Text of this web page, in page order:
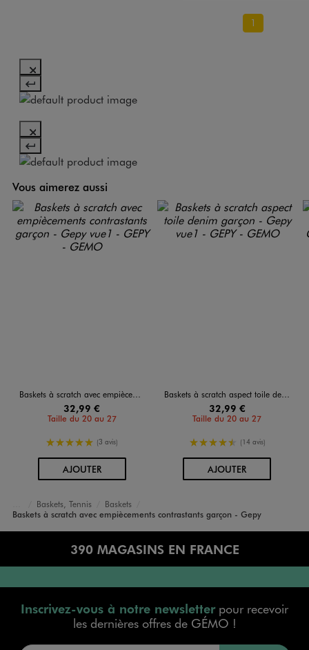
1
Vous aimerez aussi
Baskets à scratch avec empiècements contrastants garçon - Gepy
32,99 €
Taille du 20 au 27
5/5 de moyenne
(3 avis)
AJOUTERAU PANIER
Baskets à scratch aspect toile denim garçon - Gepy
32,99 €
Taille du 20 au 27
4.5/5 de moyenne
(14 avis)
AJOUTERAU PANIER
Accueil
Garçon
Chaussures
Baskets, Tennis
Baskets
Baskets à scratch avec empiècements contrastants garçon - Gepy
390 MAGASINS EN FRANCE
Inscrivez-vous à notre newsletterpour recevoir
les dernières offres de GÉMO !